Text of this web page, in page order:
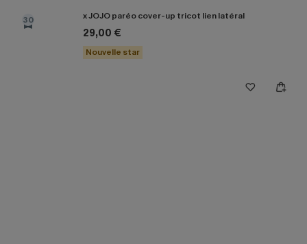
30 x JOJO paréo cover-up tricot lien latéral
29,00 €
Nouvelle star